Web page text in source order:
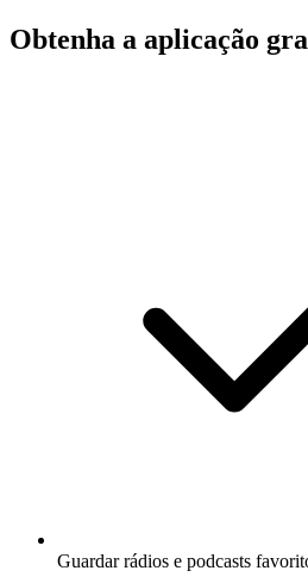
Obtenha a aplicação
Guardar rádios e podcasts